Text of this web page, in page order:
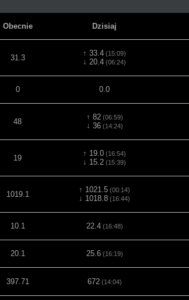
Obecnie Dzisiaj
31.3
↑ 33.4 (15:09)
↓ 20.4 (06:24)
0 0.0
48
↑ 82(06:59)
↓ 36(14:24)
19
↑ 19.0 (16:54)
↓ 15.2 (15:39)
1019.1
↑ 1021.5 (00:14)
↓ 1018.8 (16:44)
10.1 22.4(16:48)
20.1 25.6(16:19)
397.71 672(14:04)